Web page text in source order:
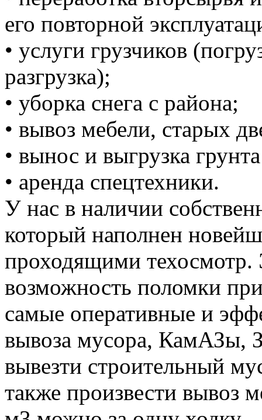
его повторной
• услуги грузчиков
разгрузка);
• уборка снега с района;
• вывоз мебели, старых
• вынос и выгрузка
• аренда спецтехники.
У нас в наличии
который наполнен
проходящими техосмотр.
возможность поломки
самые оперативные и
вывоза мусора,
вывезти строительный
также произвести вывоз